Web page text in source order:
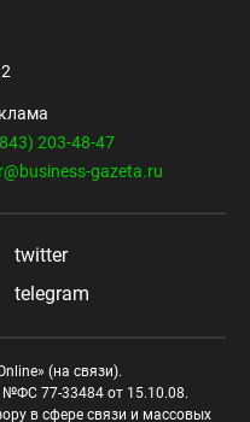
203-48-47
gazeta.ru
twitter
telegram
(на связи).
77-33484 от 15.10.08.
в сфере связи и массовых